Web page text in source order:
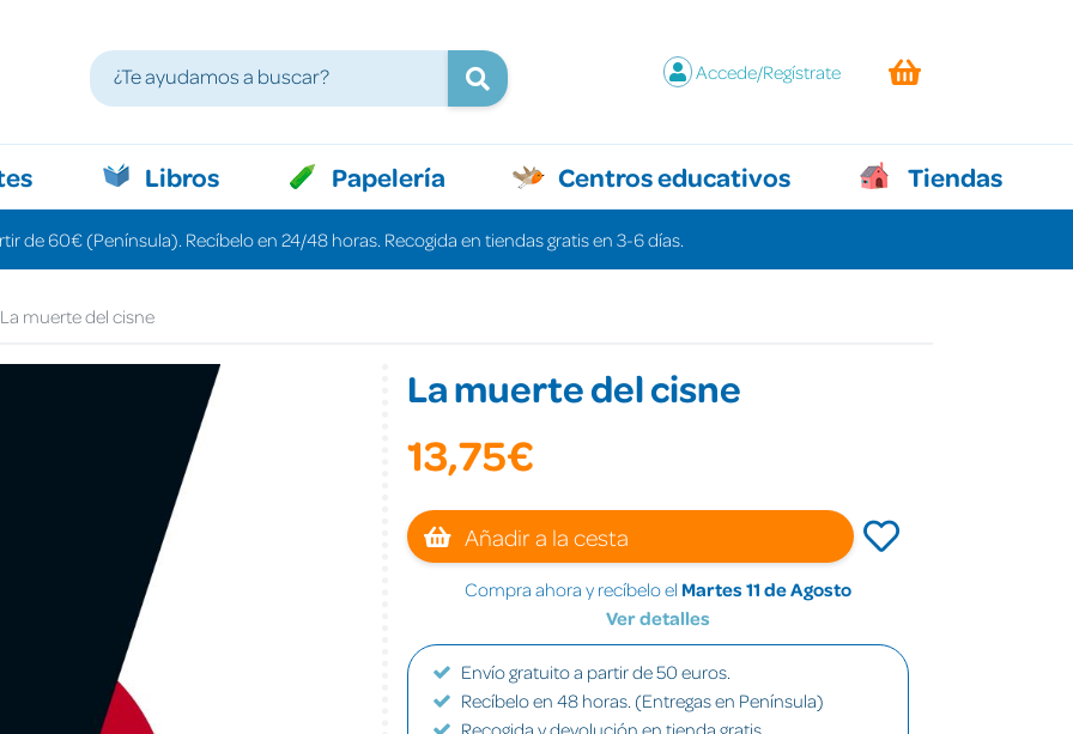
Accede/Regístrate
Libros Papelería Centros educativos Tiendas
de 60€ (Península). Recíbelo en 24/48 horas. Recogida en tiendas gratis en 3-6 días.
La muerte del cisne
La muerte del cisne
13,75€
Añadir a la cesta
Compra ahora y recíbelo el Martes 11 de Agosto
Ver detalles
Envío gratuito a partir de 50 euros.
Recíbelo en 48 horas. (Entregas en Península)
Recogida y devolución en tienda gratis.